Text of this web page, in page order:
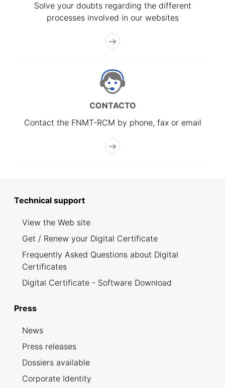
Solve your doubts regarding the different
processes involved in our websites
CONTACTO
Contact the FNMT-RCM by phone, fax or email
Technical support
View the Web site
Get / Renew your Digital Certificate
Frequently Asked Questions about Digital
Certificates
Digital Certificate - Software Download
Press
News
Press releases
Dossiers available
Corporate Identity